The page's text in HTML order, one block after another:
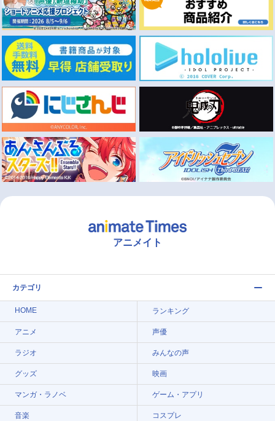
アニメイト
カテゴリ
HOME ランキング
アニメ 声優
ラジオ みんなの声
グッズ 映画
マンガ・ラノベ ゲーム・アプリ
音楽 コスプレ